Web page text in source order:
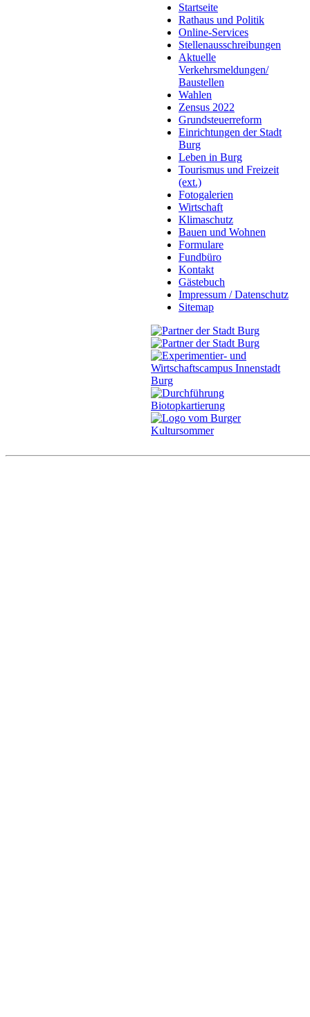
Startseite
Rathaus und Politik
Online-Services
Stellenausschreibungen
Aktuelle
Verkehrsmeldungen/
Baustellen
Wahlen
Zensus 2022
Grundsteuerreform
Einrichtungen der Stadt
Burg
Leben in Burg
Tourismus und Freizeit
(ext.)
Fotogalerien
Wirtschaft
Klimaschutz
Bauen und Wohnen
Formulare
Fundbüro
Kontakt
Gästebuch
Impressum / Datenschutz
Sitemap